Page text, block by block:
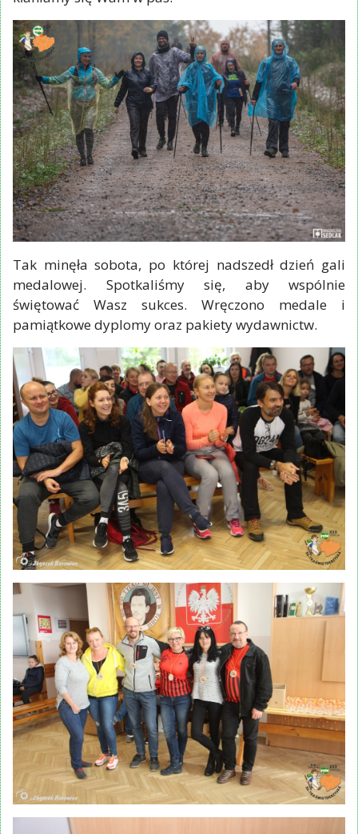
To był niesamowity wysiłek z Waszej strony, za co
kłaniamy się Wam w pas!
Tak minęła sobota, po której nadszedł dzień gali
medalowej. Spotkaliśmy się, aby wspólnie
świętować Wasz sukces. Wręczono medale i
pamiątkowe dyplomy oraz pakiety wydawnictw.